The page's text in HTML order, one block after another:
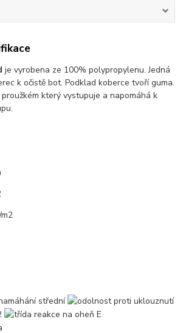
je vyrobena ze 100% polypropylenu. Jedná
k očistě bot. Podklad koberce tvoří guma.
který vystupuje a napomáhá k